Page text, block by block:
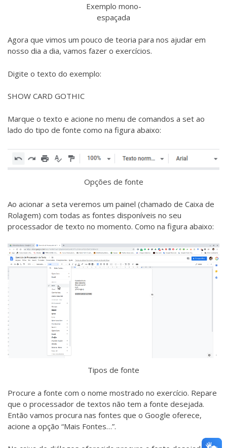
Exemplo mono-
espaçada
Agora que vimos um pouco de teoria para nos ajudar em
nosso dia a dia, vamos fazer o exercícios.
Digite o texto do exemplo:
SHOW CARD GOTHIC
Marque o texto e acione no menu de comandos a set ao
lado do tipo de fonte como na figura abaixo:
Opções de fonte
Ao acionar a seta veremos um painel (chamado de Caixa de
Rolagem) com todas as fontes disponíveis no seu
processador de texto no momento. Como na figura abaixo:
Tipos de fonte
Procure a fonte com o nome mostrado no exercício. Repare
que o processador de textos não tem a fonte desejada.
Então vamos procura nas fontes que o Google oferece,
acione a opção “Mais Fontes…”.